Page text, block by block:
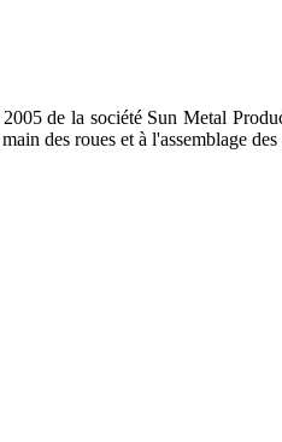
de la société Sun Metal
des roues et à l'assemblage